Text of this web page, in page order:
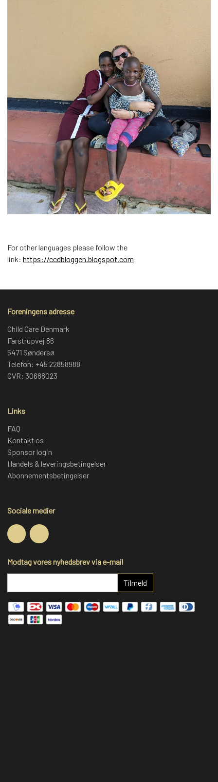
For other languages please follow the
link: https://ccdbloggen.blogspot.com
Foreningens adresse
Child Care Denmark
Farstrupvej 86
5471 Søndersø
Telefon: +45 22858988
CVR: 30688023
Links
FAQ
Kontakt os
Sponsor login
Handels & leveringsbetingelser
Abonnementsbetingelser
Sociale medier
Modtag vores nyhedsbrev via e-mail
Tilmeld